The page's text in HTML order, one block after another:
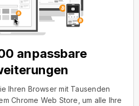
anpassbare
Ihren Browser mit Tausenden
Chrome Web Store, um alle Ihre